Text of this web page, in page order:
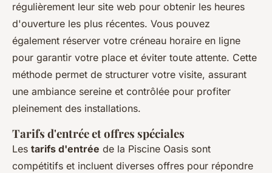
régulièrement leur site web pour obtenir les heures
d'ouverture les plus récentes. Vous pouvez
également réserver votre créneau horaire en ligne
pour garantir votre place et éviter toute attente. Cette
méthode permet de structurer votre visite, assurant
une ambiance sereine et contrôlée pour profiter
pleinement des installations.
Tarifs d'entrée et offres spéciales
Les tarifs d'entrée de la Piscine Oasis sont
compétitifs et incluent diverses offres pour répondre